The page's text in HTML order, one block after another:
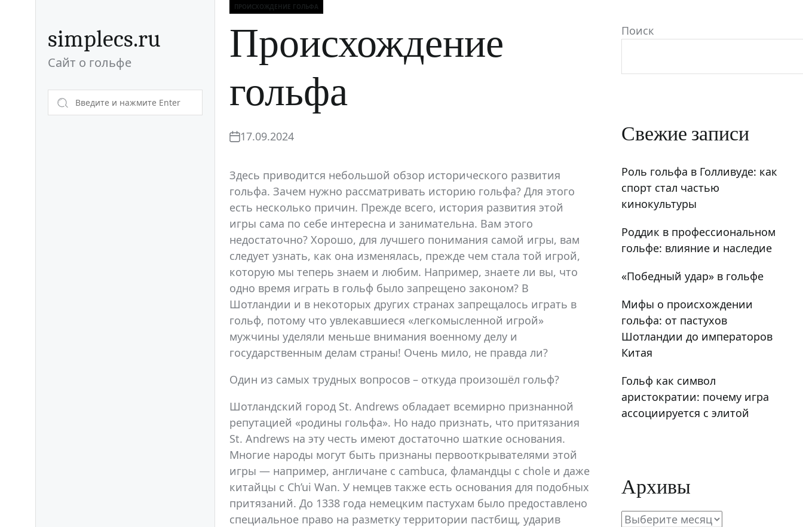
содержимомуsimplecs.ru
Сайт о гольфе
Происхождение гольфа
Рубрики
ПРОИСХОЖДЕНИЕ ГОЛЬФА
Происхождение
гольфа
17.09.2024
Здесь приводится небольшой обзор исторического развития
гольфа. Зачем нужно рассматривать историю гольфа? Для этого
есть несколько причин. Прежде всего, история развития этой
игры сама по себе интересна и занимательна. Вам этого
недостаточно? Хорошо, для лучшего понимания самой игры, вам
следует узнать, как она изменялась, прежде чем стала той игрой,
которую мы теперь знаем и любим. Например, знаете ли вы, что
одно время играть в гольф было запрещено законом? В
Шотландии и в некоторых других странах запрещалось играть в
гольф, потому что увлекавшиеся «легкомысленной игрой»
мужчины уделяли меньше внимания военному делу и
государственным делам страны! Очень мило, не правда ли?
Один из самых трудных вопросов – откуда произошёл гольф?
Шотландский город St. Andrews обладает всемирно признанной
репутацией «родины гольфа». Но надо признать, что притязания
St. Andrews на эту честь имеют достаточно шаткие основания.
Многие народы могут быть признаны первооткрывателями этой
игры — например, англичане с cambuca, фламандцы с chole и даже
китайцы с Ch’ui Wan. У немцев также есть основания для подобных
притязаний. До 1338 года немецким пастухам было предоставлено
специальное право на разметку территории пастбищ, ударив
Поиск
Свежие записи
Роль гольфа в Голливуде: как
спорт стал частью
кинокультуры
Роддик в профессиональном
гольфе: влияние и наследие
«Победный удар» в гольфе
Мифы о происхождении
гольфа: от пастухов
Шотландии до императоров
Китая
Гольф как символ
аристократии: почему игра
ассоциируется с элитой
Архивы
Архивы